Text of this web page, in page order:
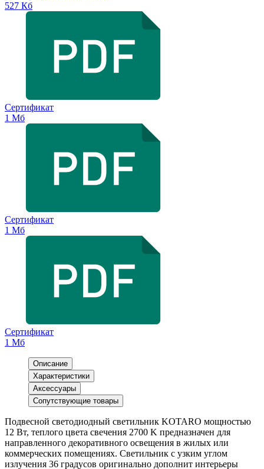
527 Кб
Сертификат
1 Мб
Сертификат
1 Мб
Сертификат
1 Мб
Описание
Характеристики
Аксессуары
Сопутствующие товары
Подвесной светодиодный светильник KOTARO мощностью
12 Вт, теплого цвета свечения 2700 K предназначен для
направленного декоративного освещения в жилых или
коммерческих помещениях. Светильник с узким углом
излучения 36 градусов оригинально дополнит интерьеры